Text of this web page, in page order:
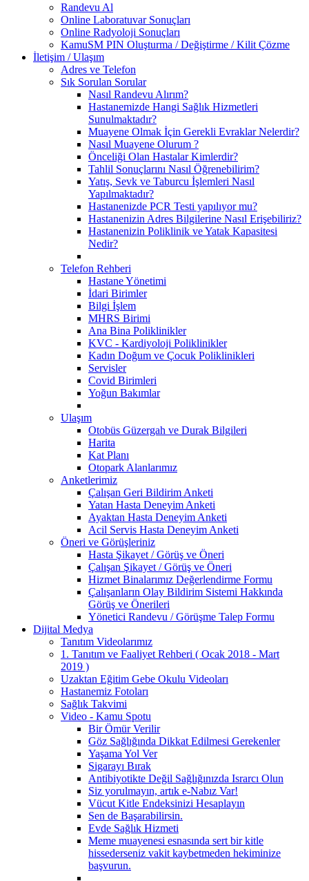
Randevu Al
Online Laboratuvar Sonuçları
Online Radyoloji Sonuçları
KamuSM PIN Oluşturma / Değiştirme / Kilit Çözme
İletişim / Ulaşım
Adres ve Telefon
Sık Sorulan Sorular
Nasıl Randevu Alırım?
Hastanemizde Hangi Sağlık Hizmetleri
Sunulmaktadır?
Muayene Olmak İçin Gerekli Evraklar Nelerdir?
Nasıl Muayene Olurum ?
Önceliği Olan Hastalar Kimlerdir?
Tahlil Sonuçlarını Nasıl Öğrenebilirim?
Yatış, Sevk ve Taburcu İşlemleri Nasıl
Yapılmaktadır?
Hastanenizde PCR Testi yapılıyor mu?
Hastanenizin Adres Bilgilerine Nasıl Erişebiliriz?
Hastanenizin Poliklinik ve Yatak Kapasitesi
Nedir?
Telefon Rehberi
Hastane Yönetimi
İdari Birimler
Bilgi İşlem
MHRS Birimi
Ana Bina Poliklinikler
KVC - Kardiyoloji Poliklinikler
Kadın Doğum ve Çocuk Poliklinikleri
Servisler
Covid Birimleri
Yoğun Bakımlar
Ulaşım
Otobüs Güzergah ve Durak Bilgileri
Harita
Kat Planı
Otopark Alanlarımız
Anketlerimiz
Çalışan Geri Bildirim Anketi
Yatan Hasta Deneyim Anketi
Ayaktan Hasta Deneyim Anketi
Acil Servis Hasta Deneyim Anketi
Öneri ve Görüşleriniz
Hasta Şikayet / Görüş ve Öneri
Çalışan Şikayet / Görüş ve Öneri
Hizmet Binalarımız Değerlendirme Formu
Çalışanların Olay Bildirim Sistemi Hakkında
Görüş ve Önerileri
Yönetici Randevu / Görüşme Talep Formu
Dijital Medya
Tanıtım Videolarımız
1. Tanıtım ve Faaliyet Rehberi ( Ocak 2018 - Mart
2019 )
Uzaktan Eğitim Gebe Okulu Videoları
Hastanemiz Fotoları
Sağlık Takvimi
Video - Kamu Spotu
Bir Ömür Verilir
Göz Sağlığında Dikkat Edilmesi Gerekenler
Yaşama Yol Ver
Sigarayı Bırak
Antibiyotikte Değil Sağlığınızda Israrcı Olun
Siz yorulmayın, artık e-Nabız Var!
Vücut Kitle Endeksinizi Hesaplayın
Sen de Başarabilirsin.
Evde Sağlık Hizmeti
Meme muayenesi esnasında sert bir kitle
hissederseniz vakit kaybetmeden hekiminize
başvurun.